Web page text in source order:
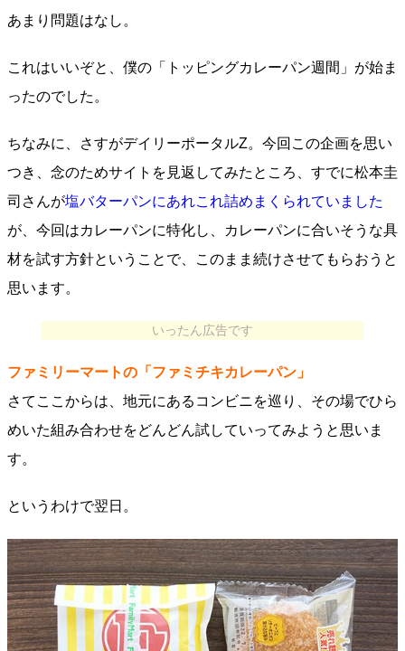
あまり問題はなし。
これはいいぞと、僕の「トッピングカレーパン週間」が始ま
ったのでした。
ちなみに、さすがデイリーポータルZ。今回この企画を思い
つき、念のためサイトを見返してみたところ、すでに松本圭
司さんが塩バターパンにあれこれ詰めまくられていました
が、今回はカレーパンに特化し、カレーパンに合いそうな具
材を試す方針ということで、このまま続けさせてもらおうと
思います。
いったん広告です
ファミリーマートの「ファミチキカレーパン」
さてここからは、地元にあるコンビニを巡り、その場でひら
めいた組み合わせをどんどん試していってみようと思いま
す。
というわけで翌日。